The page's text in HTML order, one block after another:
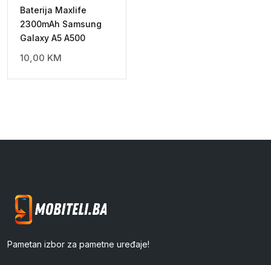
Baterija Maxlife
2300mAh Samsung
Galaxy A5 A500
10,00 KM
Pametan izbor za pametne uređaje!